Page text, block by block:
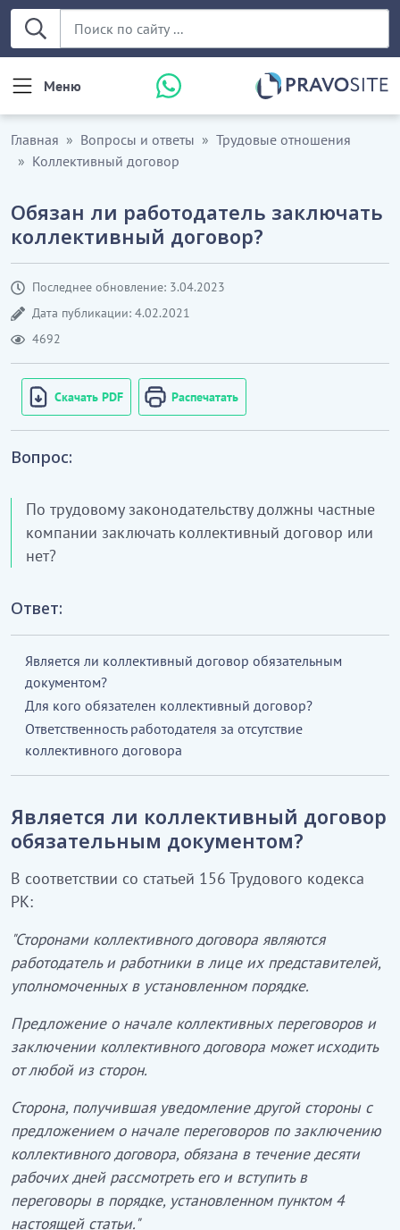
Меню
Главная Вопросы и ответы
Трудовые отношения
Коллективный договор
Обязан ли работодатель заключать
коллективный договор?
Последнее обновление: 3.04.2023
Дата публикации: 4.02.2021
4692
Скачать PDF Распечатать
Вопрос:
По трудовому законодательству должны частные
компании заключать коллективный договор или
нет?
Ответ:
Является ли коллективный договор обязательным
документом?
Для кого обязателен коллективный договор?
Ответственность работодателя за отсутствие
коллективного договора
Является ли коллективный договор
обязательным документом?
В соответствии со статьей 156 Трудового кодекса
РК:
"Сторонами коллективного договора являются
работодатель и работники в лице их представителей,
уполномоченных в установленном порядке.
Предложение о начале коллективных переговоров и
заключении коллективного договора может исходить
от любой из сторон.
Сторона, получившая уведомление другой стороны с
предложением о начале переговоров по заключению
коллективного договора, обязана в течение десяти
рабочих дней рассмотреть его и вступить в
переговоры в порядке, установленном пунктом 4
настоящей статьи."